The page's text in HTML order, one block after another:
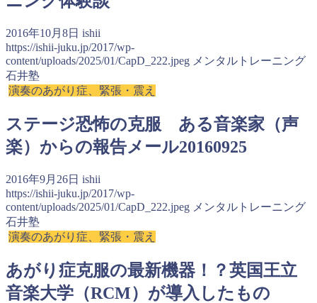
2016年10月8日 ishii
https://ishii-juku.jp/2017/wp-
content/uploads/2025/01/CapD_222.jpeg メンタルトレーニング
石井塾
演奏のあがり症、緊張・震え
ステージ恐怖の克服 ある音楽家（声
楽）からの報告メール20160925
2016年9月26日 ishii
https://ishii-juku.jp/2017/wp-
content/uploads/2025/01/CapD_222.jpeg メンタルトレーニング
石井塾
演奏のあがり症、緊張・震え
あがり症克服の最新機器！？英国王立
音楽大学（RCM）が導入したもの